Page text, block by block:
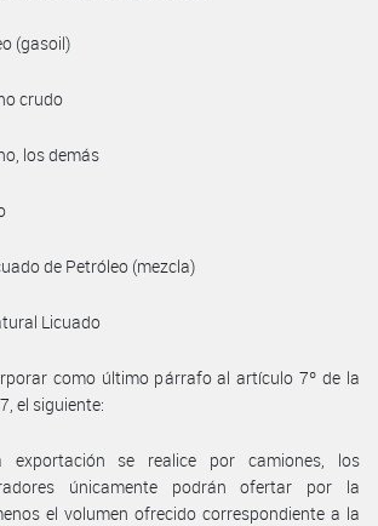
(gasoil)
crudo
los demás
de Petróleo (mezcla)
Licuado
como último párrafo al artículo 7º de la
el siguiente:
exportación se realice por camiones, los
únicamente podrán ofertar por la
el volumen ofrecido correspondiente a la